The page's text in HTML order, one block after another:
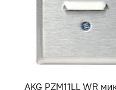
AKG PZM11LL WR